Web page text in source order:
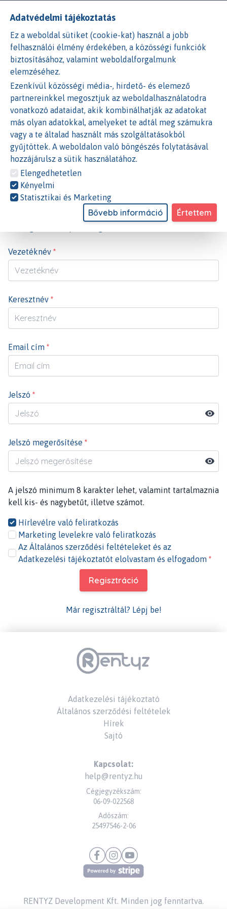
A Facebook és Google bejelenetkezés nem érhető el.
Ennek okai az alábbiak lehetnek:
1)A cookie beállításoknál nem engedélyezted a
Statisztikai és Marketingsütiket. Ezen beállításokat a
weboldalon a GYIK GDPR részénél tudod módosítani.
vagy
2)A böngésződben nem engedélyezted aHarmadik féltől
származósütik használatát. Ezen beállításokat a
böngésződben tudod módosítani.
VAGY
Vezetéknév *
Keresztnév *
Email cím *
Jelszó *
Jelszó megerősítése *
A jelszó minimum 8 karakter lehet, valamint tartalmaznia
kell kis- és nagybetűt, illetve számot.
Hírlevélre való feliratkozás
Marketing levelekre való feliratkozás
Az Általános szerződési feltételeket és az
Adatkezelési tájékoztatót elolvastam és elfogadom *
Regisztráció
Már regisztráltál? Lépj be!
Adatkezelési tájékoztató
Általános szerződési feltételek
Hírek
Sajtó
Kapcsolat:
help@rentyz.hu
Cégjegyzékszám:
06-09-022568
Adószám:
25497546-2-06
RENTYZ Development Kft. Minden jog fenntartva.
Adatvédelmi tájékoztatás
Ez a weboldal sütiket (cookie-kat) használ a jobb
felhasználói élmény érdekében, a közösségi funkciók
biztosításához, valamint weboldalforgalmunk
elemzéséhez.
Ezenkívül közösségi média-, hirdető- és elemező
partnereinkkel megosztjuk az weboldalhasználatodra
vonatkozó adataidat, akik kombinálhatják az adatokat
más olyan adatokkal, amelyeket te adtál meg számukra
vagy a te általad használt más szolgáltatásokból
gyűjtöttek. A weboldalon való böngészés folytatásával
hozzájárulsz a sütik használatához.
Elengedhetetlen
Kényelmi
Statisztikai és Marketing
Bővebb információ Értettem